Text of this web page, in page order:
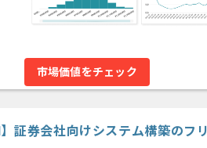
市場価値をチェック
証券会社向けシステム構築のフ